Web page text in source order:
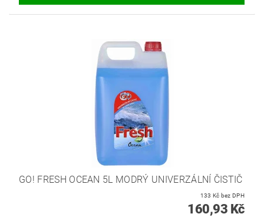
GO! FRESH OCEAN 5L MODRÝ UNIVERZÁLNÍ ČISTIČ
133 Kč bez DPH
160,93 Kč